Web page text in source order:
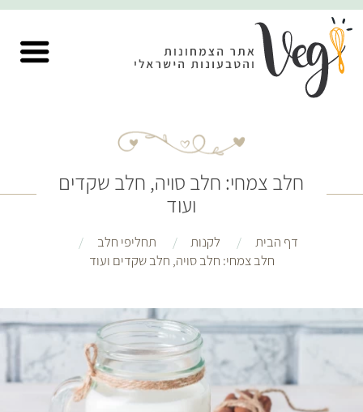
חלב צמחי: חלב סויה, חלב שקדים
ועוד
דף הבית לקנות
תחליפי חלב
חלב צמחי: חלב סויה, חלב שקדים ועוד